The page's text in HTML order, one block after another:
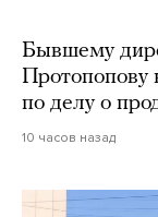
Бывшему
Протопопову
по делу о
10 часов назад